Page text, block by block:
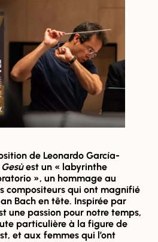
de Leonardo García-
est un « labyrinthe
», un hommage au
compositeurs qui ont magnifié
Bach en tête. Inspirée par
une passion pour notre temps,
particulière à la figure de
et aux femmes qui l’ont